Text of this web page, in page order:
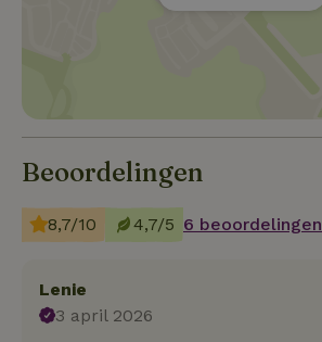
Beoordelingen
8,7/10 4,7/5 6 beoordelingen
Lenie
3 april 2026